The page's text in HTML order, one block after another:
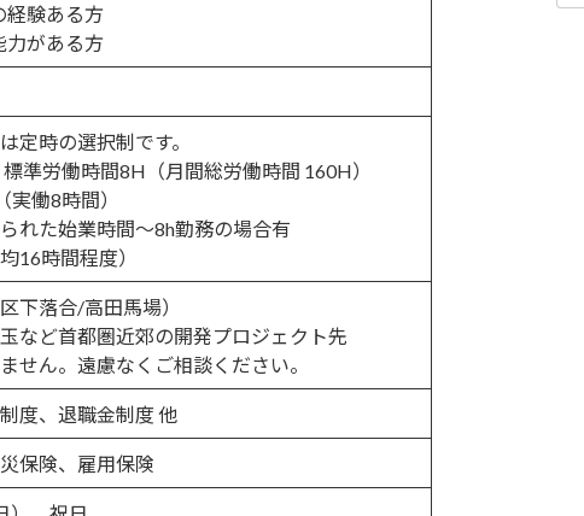
経験ある方
力がある方
定時の選択制です。
準労働時間8H（月間総労働時間 160H）
実働8時間）
れた始業時間〜8h勤務の場合有
16時間程度）
下落合/高田馬場）
など首都圏近郊の開発プロジェクト先
せん。遠慮なくご相談ください。
度、退職金制度 他
保険、雇用保険